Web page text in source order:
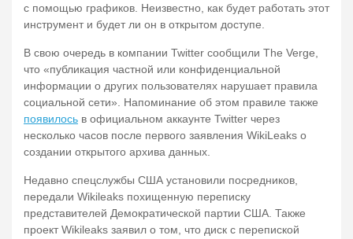
с помощью графиков. Неизвестно, как будет работать этот
инструмент и будет ли он в открытом доступе.
В свою очередь в компании Twitter сообщили The Verge,
что «публикация частной или конфиденциальной
информации о других пользователях нарушает правила
социальной сети». Напоминание об этом правиле также
появилось в официальном аккаунте Twitter через
несколько часов после первого заявления WikiLeaks о
создании открытого архива данных.
Недавно спецслужбы США установили посредников,
передали Wikileaks похищенную переписку
представителей Демократической партии США. Также
проект Wikileaks заявил о том, что диск с перепиской